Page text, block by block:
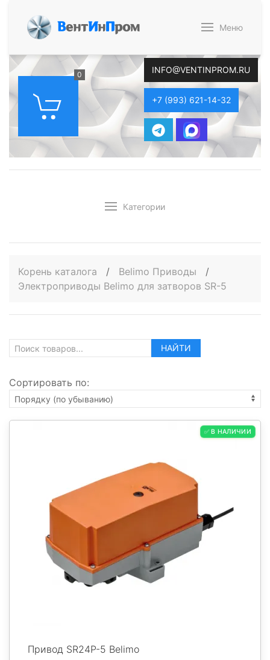
ВентИнПром Меню
0 INFO@VENTINPROM.RU
+7 (993) 621-14-32
Категории
Корень каталога / Belimo Приводы
/
Электроприводы Belimo для затворов SR-5
НАЙТИ
Сортировать по:
✅ В НАЛИЧИИ
Привод SR24P-5 Belimo